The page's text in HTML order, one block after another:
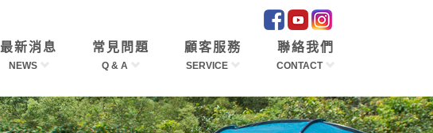
最新消息
NEWS
常見問題
Q & A
顧客服務
SERVICE
聯絡我們
CONTACT